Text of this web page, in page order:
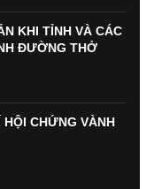
KHI TỈNH VÀ CÁC
ĐƯỜNG THỞ
CHỨNG VÀNH